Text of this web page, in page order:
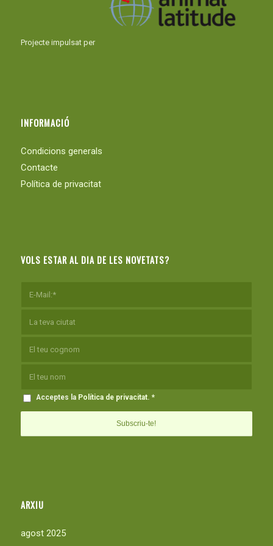
Projecte impulsat per
INFORMACIÓ
Condicions generals
Contacte
Política de privacitat
VOLS ESTAR AL DIA DE LES NOVETATS?
Acceptes la Política de privacitat. *
ARXIU
agost 2025